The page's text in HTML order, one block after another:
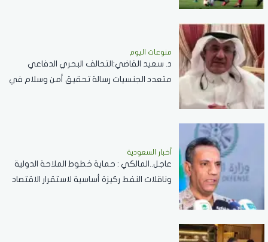
منوعات اليوم
د. سعيد القاضي:التحالف البحري الدفاعي
متعدد الجنسيات رسالة تحقيق أمن وسلام في
أخبار السعودية
عاجل..المالكي : حماية خطوط الملاحة الدولية
وناقلات النفط ركيزة أساسية لاستقرار الاقتصاد